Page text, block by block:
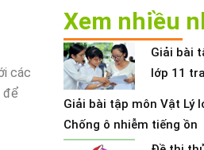
các
để
Xem nhiều
Giải bài
lớp 11
Giải bài tập môn Vật Lý
Chống ô nhiễm tiếng ồn